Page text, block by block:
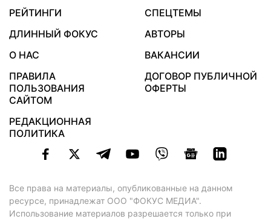
РЕЙТИНГИ
СПЕЦТЕМЫ
ДЛИННЫЙ ФОКУС
АВТОРЫ
О НАС
ВАКАНСИИ
ПРАВИЛА
ПОЛЬЗОВАНИЯ
САЙТОМ
ДОГОВОР ПУБЛИЧНОЙ
ОФЕРТЫ
РЕДАКЦИОННАЯ
ПОЛИТИКА
Все права на материалы, опубликованные на данном
ресурсе, принадлежат ООО "ФОКУС МЕДИА".
Использование материалов разрешается только при